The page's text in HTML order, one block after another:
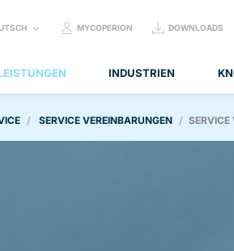
INDUSTRIEN
MYCOPERION DOWNLOADS
SERVICE VEREINBARUNGEN SERVICE